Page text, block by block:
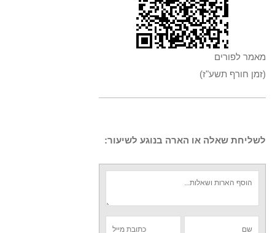
מאמר לפורים
(זמן חורף תשע"ז)
לשליחת שאלה או הארה בנוגע לשיעור: